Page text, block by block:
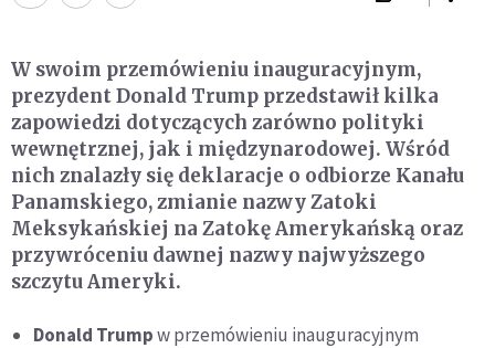
W swoim przemówieniu inauguracyjnym,
prezydent Donald Trump przedstawił kilka
zapowiedzi dotyczących zarówno polityki
wewnętrznej, jak i międzynarodowej. Wśród
nich znalazły się deklaracje o odbiorze Kanału
Panamskiego, zmianie nazwy Zatoki
Meksykańskiej na Zatokę Amerykańską oraz
przywróceniu dawnej nazwy najwyższego
szczytu Ameryki.
Donald Trumpw przemówieniu inauguracyjnym